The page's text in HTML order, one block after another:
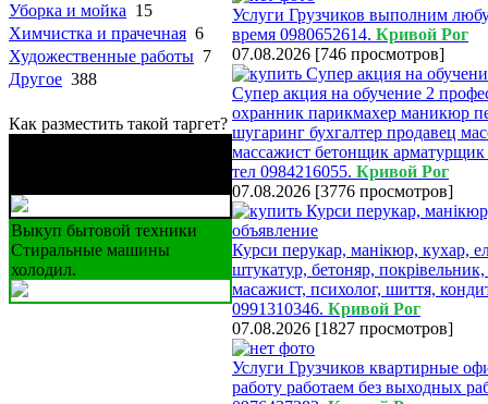
Уборка и мойка 15
Химчистка и прачечная 6
Художественные работы 7
Другое 388
Как разместить такой таргет?
Выкуп бытовой техники
Стиральные машины
холодил.
Услуги Грузчиков выполним
время 0980652614. Кривой Рог
07.08.2026 [746 просмотров]
Супер акция на обучение 2
охранник парикмахер маникюр
шугаринг бухгалтер продавец
массажист бетонщик арматурщик
тел 0984216055. Кривой Рог
07.08.2026 [3776 просмотров]
Курси перукар, манікюр, кухар,
штукатур, бетоняр,
масажист, психолог, шиття,
0991310346. Кривой Рог
07.08.2026 [1827 просмотров]
Услуги Грузчиков квартирные
работу работаем без выходных